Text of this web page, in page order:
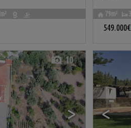
79m² 3
549.000€
>
10
<